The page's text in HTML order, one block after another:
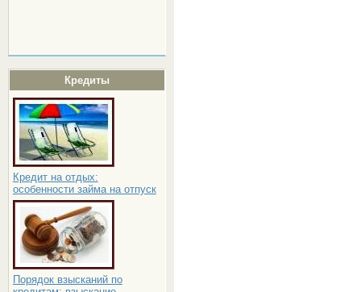
Кредиты
Кредит на отдых:
особенности займа на отпуск
Порядок взысканий по